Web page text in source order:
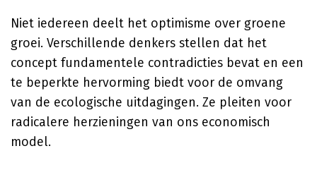
Niet iedereen deelt het optimisme over groene
groei. Verschillende denkers stellen dat het
concept fundamentele contradicties bevat en een
te beperkte hervorming biedt voor de omvang
van de ecologische uitdagingen. Ze pleiten voor
radicalere herzieningen van ons economisch
model.